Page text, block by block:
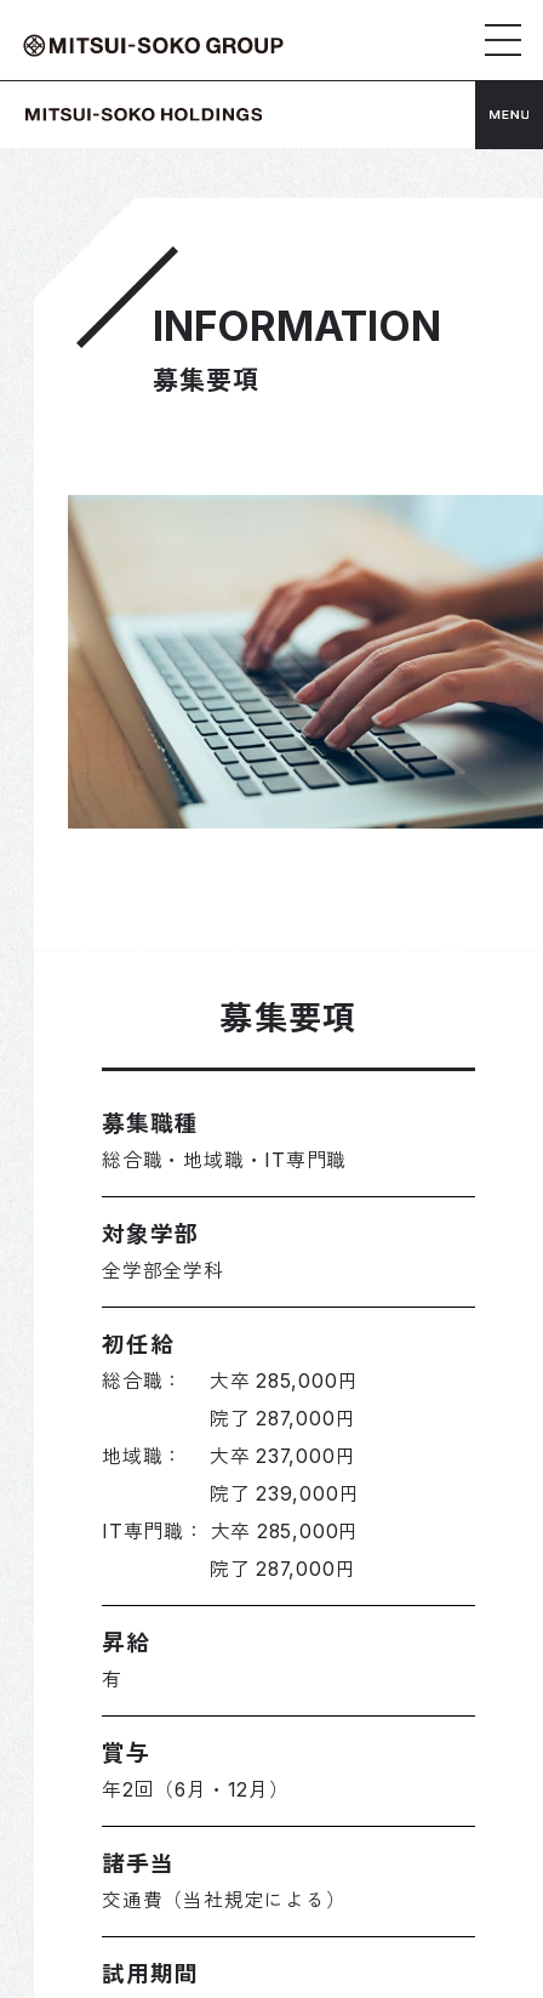
トップページ
OUR JOB
INTERVIEW
望月 静華
明壁 依子
利島 徹哉
小川 達矢
小林 諒太朗
COLUMN
物流
サステナビリティ
INFORMATION
新卒採用
キャリア採用
よくある質問
INFORMATION
募集要項
募集要項
募集職種
総合職・地域職・IT専門職
対象学部
全学部全学科
初任給
総合職： 大卒 285,000円
院了 287,000円
地域職： 大卒 237,000円
院了 239,000円
IT専門職： 大卒 285,000円
院了 287,000円
昇給
有
賞与
年2回（6月・12月）
諸手当
交通費（当社規定による）
試用期間